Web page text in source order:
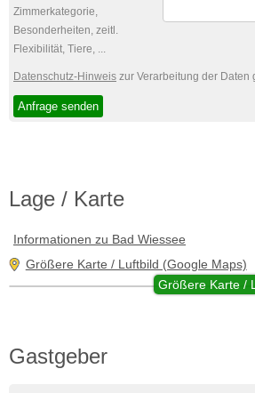
Zimmerkategorie,
Besonderheiten, zeitl.
Flexibilität, Tiere, ...
Datenschutz-Hinweis zur Verarbeitung der Daten
Lage / Karte
Informationen zu Bad Wiessee
Größere Karte / Luftbild (Google Maps)
Größere Karte /
Gastgeber